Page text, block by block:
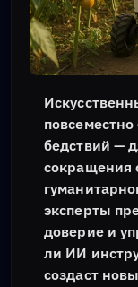
бедствий —
сокращения
эксперты
доверие и
ли ИИ
создаст